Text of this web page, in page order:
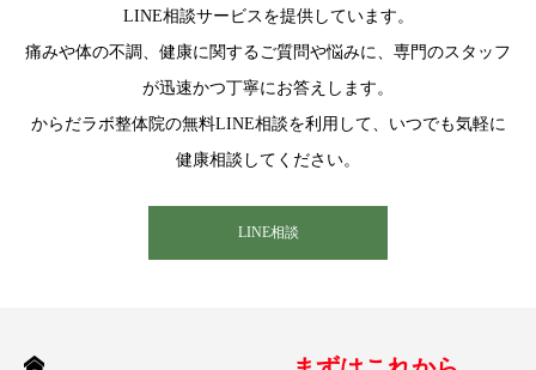
LINE相談サービスを提供しています。
痛みや体の不調、健康に関するご質問や悩みに、専門のスタッフ
が迅速かつ丁寧にお答えします。
からだラボ整体院の無料LINE相談を利用して、いつでも気軽に
健康相談してください。
LINE相談